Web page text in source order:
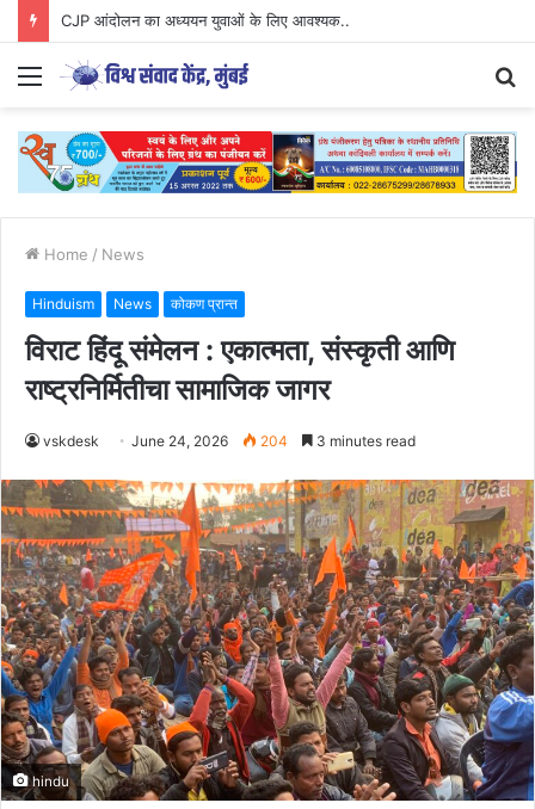
Parenting Has Its Limits….
Menu
Home / News
Hinduism News कोकण प्रान्त
विराट हिंदू संमेलन : एकात्मता, संस्कृती आणि
राष्ट्रनिर्मितीचा सामाजिक जागर
vskdesk June 24, 2026 204 3 minutes read
hindu